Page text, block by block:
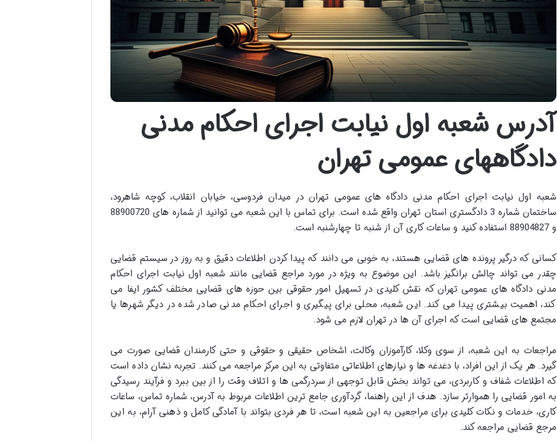
آدرس شعبه اول نیابت اجرای احکام مدنی
دادگاههای عمومی تهران
شعبه اول نیابت اجرای احکام مدنی دادگاه های عمومی تهران در میدان فردوسی، خیابان انقلاب، کوچه شاهرود،
ساختمان شماره 3 دادگستری استان تهران واقع شده است. برای تماس با این شعبه می توانید از شماره های 88900720
و 88904827 استفاده کنید و ساعات کاری آن از شنبه تا چهارشنبه است.
کسانی که درگیر پرونده های قضایی هستند، به خوبی می دانند که پیدا کردن اطلاعات دقیق و به روز در سیستم قضایی
چقدر می تواند چالش برانگیز باشد. این موضوع به ویژه در مورد مراجع قضایی مانند شعبه اول نیابت اجرای احکام
مدنی دادگاه های عمومی تهران که نقش کلیدی در تسهیل امور حقوقی بین حوزه های قضایی مختلف کشور ایفا می
کند، اهمیت بیشتری پیدا می کند. این شعبه، محلی برای پیگیری و اجرای احکام مدنی صادر شده در دیگر شهرها یا
مجتمع های قضایی است که اجرای آن ها در تهران لازم می شود.
مراجعات به این شعبه، از سوی وکلا، کارآموزان وکالت، اشخاص حقیقی و حقوقی و حتی کارمندان قضایی صورت می
گیرد. هر یک از این افراد، با دغدغه ها و نیازهای اطلاعاتی متفاوتی به این مرکز مراجعه می کنند. تجربه نشان داده است
که اطلاعات شفاف و کاربردی، می تواند بخش قابل توجهی از سردرگمی ها و اتلاف وقت را از بین ببرد و فرآیند رسیدگی
به امور قضایی را هموارتر سازد. هدف از این راهنما، گردآوری جامع ترین اطلاعات مربوط به آدرس، شماره تماس، ساعات
کاری، خدمات و نکات کلیدی برای مراجعین به این شعبه است، تا هر فردی بتواند با آمادگی کامل و ذهنی آرام، به این
مرجع قضایی مراجعه کند.